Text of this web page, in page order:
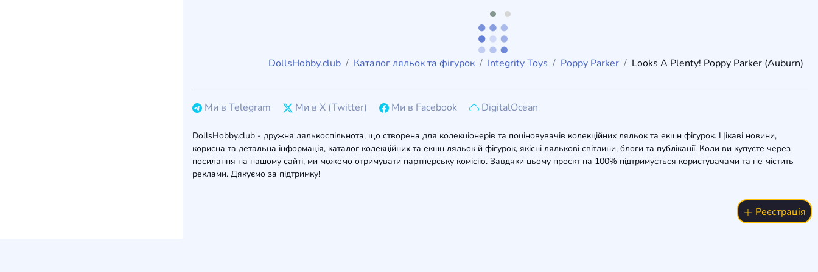
DollsHobby.club Каталог ляльок та фігурок Integrity Toys Poppy Parker Looks A Plenty! Poppy Parker (Auburn)
Ми в Telegram Ми в X (Twitter) Ми в Facebook DigitalOcean
DollsHobby.club - дружня лялькоспільнота, що створена для колекціонерів та поціновувачів колекційних ляльок та екшн фігурок. Цікаві новини,
корисна та детальна інформація, каталог колекційних та екшн ляльок й фігурок, якісні лялькові світлини, блоги та публікації. Коли ви купуєте через
посилання на нашому сайті, ми можемо отримувати партнерську комісію. Завдяки цьому проєкт на 100% підтримується користувачами та не містить
реклами. Дякуємо за підтримку!
Реєстрація